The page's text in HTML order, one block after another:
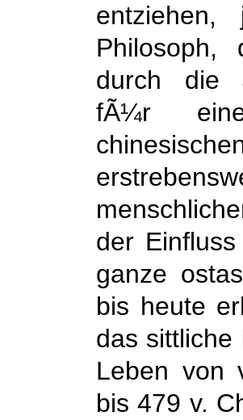
entziehen,
durch die
fÃ¼r
der
ganze
bis heute
das sittliche
Leben von
bis 479 v.